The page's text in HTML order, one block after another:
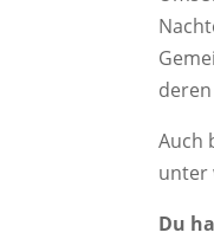
Auch
unter
Du